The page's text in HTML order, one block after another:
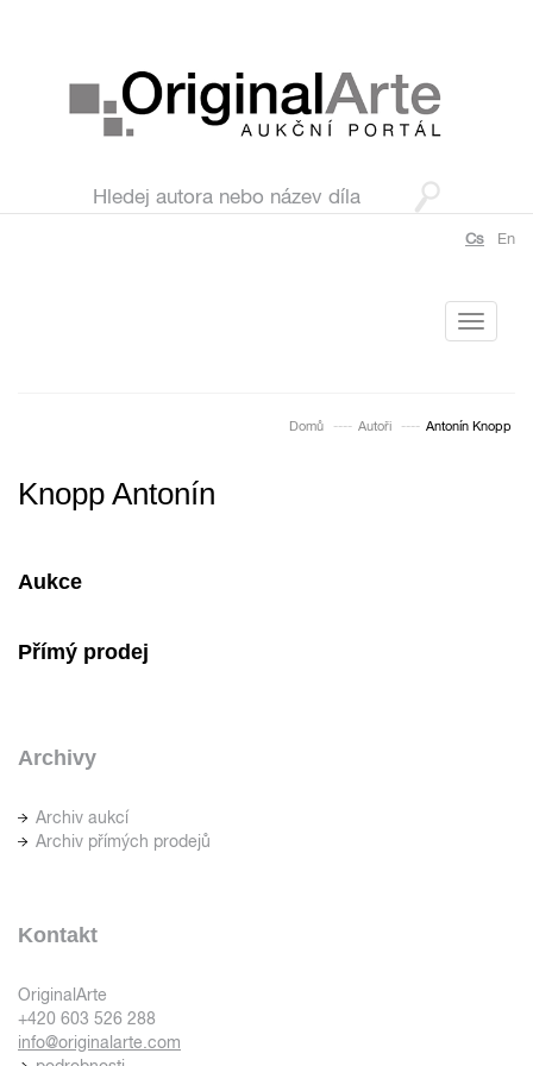
Cs En
Toggle
Domů Autoři Antonín Knopp
Knopp Antonín
Aukce
Přímý prodej
Archivy
Archiv aukcí
Archiv přímých prodejů
Kontakt
OriginalArte
+420 603 526 288
info@originalarte.com